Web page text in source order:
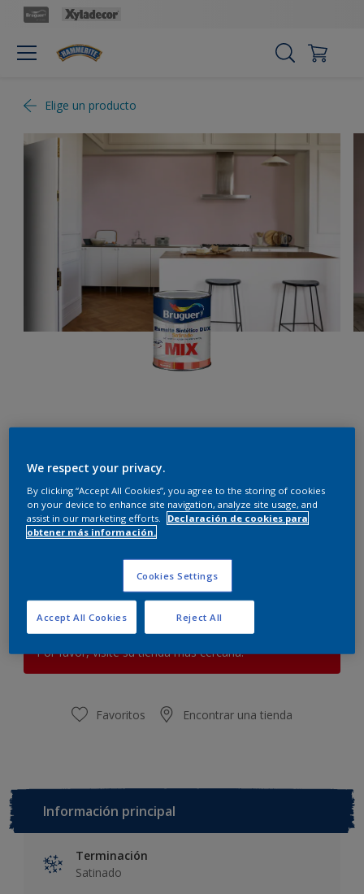
Elige un producto
Cambiar de color
Cantidad Calculadora de pintura
Este producto no está actualmente disponible en línea.
Por favor, visite su tienda más cercana.
Favoritos Encontrar una tienda
Información principal
Terminación
Satinado
We respect your privacy.
By clicking “Accept All Cookies”, you agree to the storing of cookies
on your device to enhance site navigation, analyze site usage, and
assist in our marketing efforts.
Declaración de cookies para
obtener más información.
Cookies Settings
Reject All
Accept All Cookies